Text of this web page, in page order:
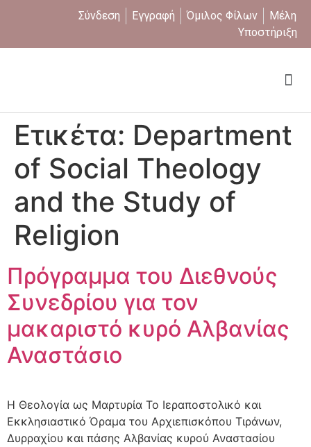
Σύνδεση Εγγραφή Όμιλος Φίλων
Μέλη
Υποστήριξη
Ετικέτα: Department
of Social Theology
and the Study of
Religion
Πρόγραμμα του Διεθνούς
Συνεδρίου για τον
μακαριστό κυρό Αλβανίας
Αναστάσιο
Η Θεολογία ως Μαρτυρία Το Ιεραποστολικό και
Εκκλησιαστικό Όραμα του Αρχιεπισκόπου Τιράνων,
Δυρραχίου και πάσης Αλβανίας κυρού Αναστασίου